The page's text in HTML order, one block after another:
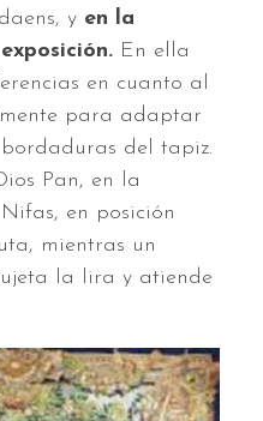
y en la
En ella
en cuanto al
para adaptar
del tapiz.
Pan, en la
en posición
mientras un
la lira y atiende